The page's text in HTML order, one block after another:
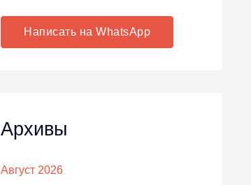
Написать на WhatsApp
Архивы
Август 2026